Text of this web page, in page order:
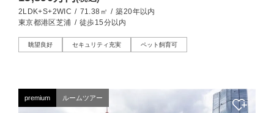
2LDK+S+2WIC / 71.38㎡ / 築20年以内
東京都港区芝浦 / 徒歩15分以内
眺望良好 セキュリティ充実 ペット飼育可
premium ルームツアー